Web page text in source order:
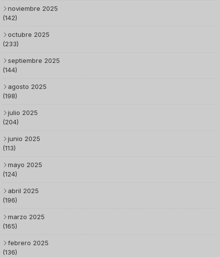
noviembre 2025
(142)
octubre 2025
(233)
septiembre 2025
(144)
agosto 2025
(198)
julio 2025
(204)
junio 2025
(113)
mayo 2025
(124)
abril 2025
(196)
marzo 2025
(165)
febrero 2025
(136)